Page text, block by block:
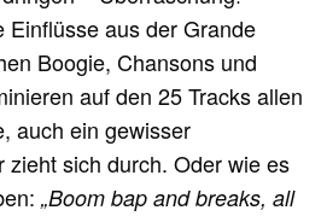
Einflüsse aus der Grande
Boogie, Chansons und
auf den 25 Tracks allen
auch ein gewisser
zieht sich durch. Oder wie es
„Boom bap and breaks, all